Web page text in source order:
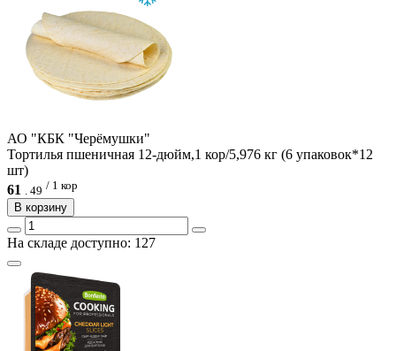
АО "КБК "Черёмушки"
Тортилья пшеничная 12-дюйм,1 кор/5,976 кг (6 упаковок*12
шт)
61 . 49 / 1 кор
В корзину
На складе доступно: 127